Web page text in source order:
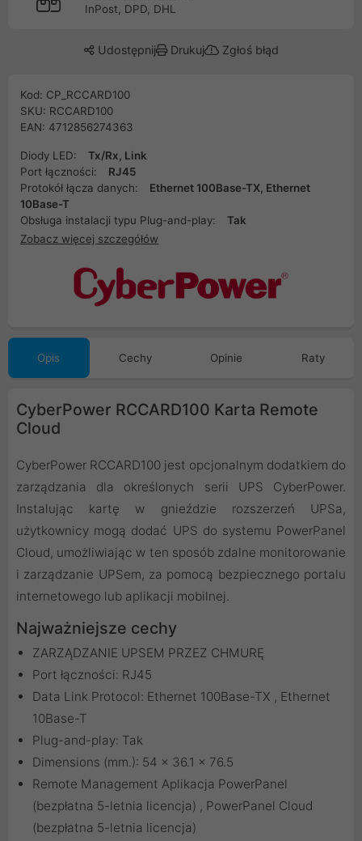
InPost, DPD, DHL
Udostępnij Drukuj Zgłoś błąd
Kod: CP_RCCARD100
SKU: RCCARD100
EAN: 4712856274363
Diody LED:
Tx/Rx, Link
Port łączności:
RJ45
Protokół łącza danych:
Ethernet 100Base-TX, Ethernet
10Base-T
Obsługa instalacji typu Plug-and-play:
Tak
Zobacz więcej szczegółów
Opis Cechy Opinie Raty
CyberPower RCCARD100 Karta Remote
Cloud
CyberPower RCCARD100 jest opcjonalnym dodatkiem do
zarządzania dla określonych serii UPS CyberPower.
Instalując kartę w gnieździe rozszerzeń UPSa,
użytkownicy mogą dodać UPS do systemu PowerPanel
Cloud, umożliwiając w ten sposób zdalne monitorowanie
i zarządzanie UPSem, za pomocą bezpiecznego portalu
internetowego lub aplikacji mobilnej.
Najważniejsze cechy
ZARZĄDZANIE UPSEM PRZEZ CHMURĘ
Port łączności: RJ45
Data Link Protocol: Ethernet 100Base-TX , Ethernet
10Base-T
Plug-and-play: Tak
Dimensions (mm.): 54 x 36.1 x 76.5
Remote Management Aplikacja PowerPanel
(bezpłatna 5-letnia licencja) , PowerPanel Cloud
(bezpłatna 5-letnia licencja)